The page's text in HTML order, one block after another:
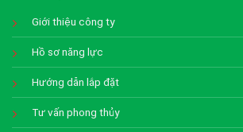
Giới thiệu công ty
Hồ sơ năng lực
Hướng dẫn lắp đặt
Tư vấn phong thủy